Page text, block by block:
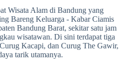
Bandung Barat, sekitar satu jam
wisatawan. Di sini terdapat tiga
Kacapi, dan Curug The Gawir,
tarik utamanya.